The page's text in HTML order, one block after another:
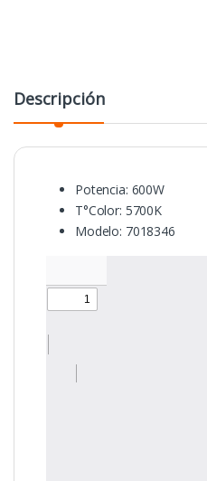
Descripción
Potencia: 600W
T°Color: 5700K
Modelo: 7018346